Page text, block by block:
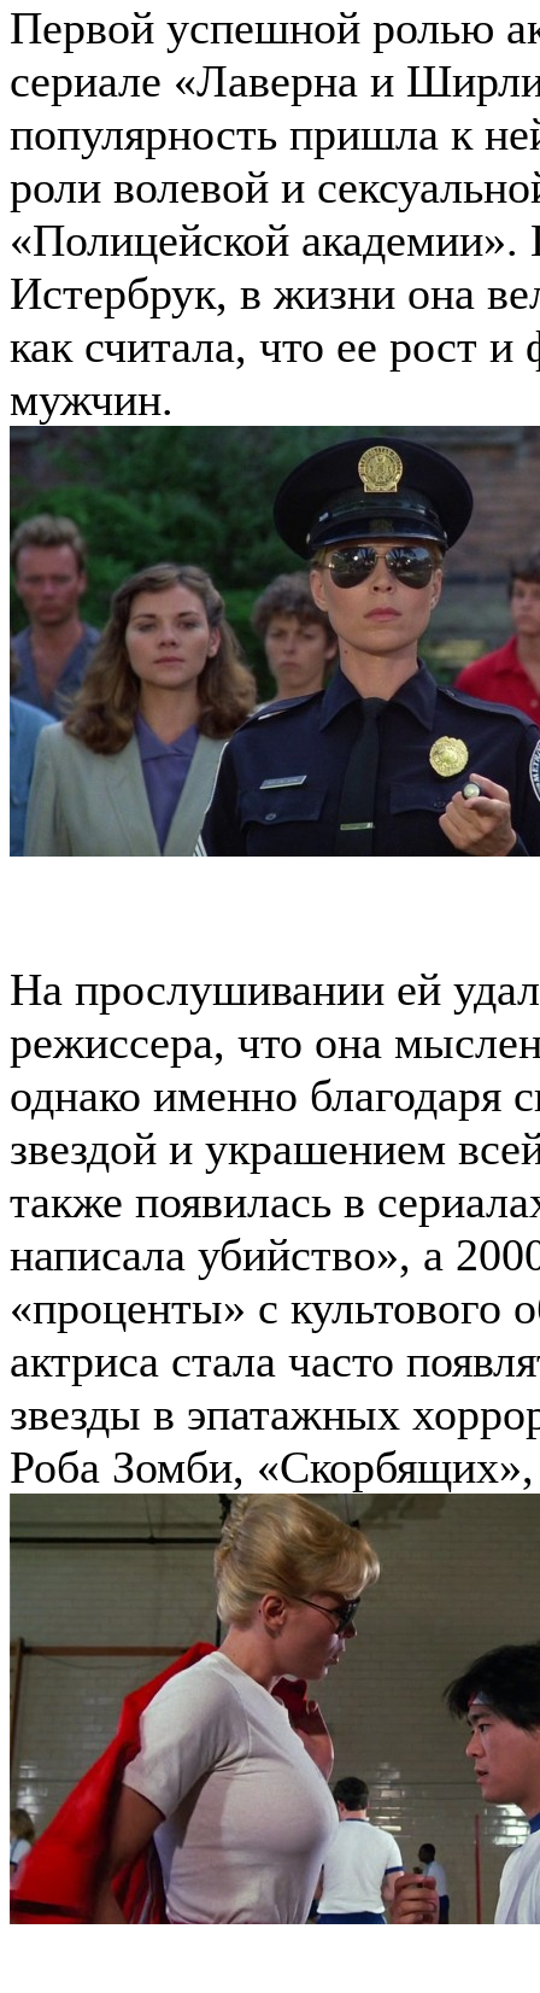
Первой успешной ролью
сериале «Лаверна и
популярность пришла к
роли волевой и
«Полицейской
Истербрук, в жизни она
как считала, что ее рост
мужчин.
На прослушивании ей
режиссера, что она
однако именно благодаря
звездой и украшением
также появилась в
написала убийство», а
«проценты» с культового
актриса стала часто
звезды в эпатажных
Роба Зомби,